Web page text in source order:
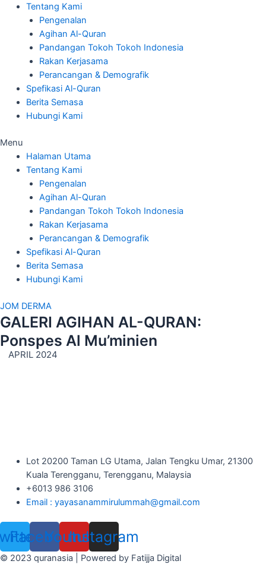
Tentang Kami
Pengenalan
Agihan Al-Quran
Pandangan Tokoh Tokoh Indonesia
Rakan Kerjasama
Perancangan & Demografik
Spefikasi Al-Quran
Berita Semasa
Hubungi Kami
Menu
Halaman Utama
Tentang Kami
Pengenalan
Agihan Al-Quran
Pandangan Tokoh Tokoh Indonesia
Rakan Kerjasama
Perancangan & Demografik
Spefikasi Al-Quran
Berita Semasa
Hubungi Kami
JOM DERMA
GALERI AGIHAN AL-QURAN:
Ponspes Al Mu’minien
APRIL 2024
Lot 20200 Taman LG Utama, Jalan Tengku Umar, 21300
Kuala Terengganu, Terengganu, Malaysia
+6013 986 3106
Email : yayasanammirulummah@gmail.com
Facebook
Youtube
Instagram
© 2023 quranasia | Powered by Fatijja Digital